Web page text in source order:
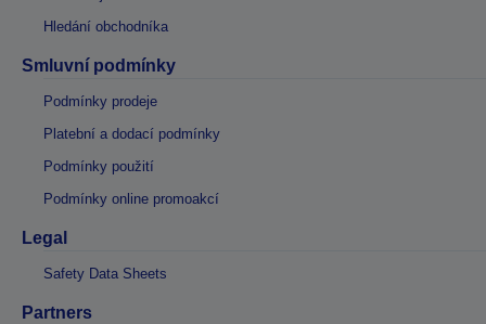
Hledání obchodníka
Smluvní podmínky
Podmínky prodeje
Platební a dodací podmínky
Podmínky použití
Podmínky online promoakcí
Legal
Safety Data Sheets
Partners